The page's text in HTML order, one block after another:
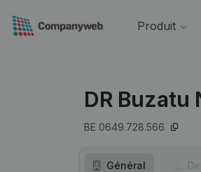
Produit
DR Buzatu
BE 0649.728.566
Général